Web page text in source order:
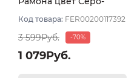
Код товара: FER00200117392
3 599Руб. -70%
1 079Руб.